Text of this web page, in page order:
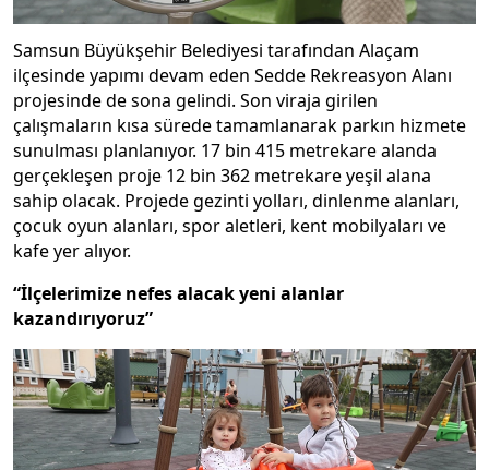
Samsun Büyükşehir Belediyesi tarafından Alaçam
ilçesinde yapımı devam eden Sedde Rekreasyon Alanı
projesinde de sona gelindi. Son viraja girilen
çalışmaların kısa sürede tamamlanarak parkın hizmete
sunulması planlanıyor. 17 bin 415 metrekare alanda
gerçekleşen proje 12 bin 362 metrekare yeşil alana
sahip olacak. Projede gezinti yolları, dinlenme alanları,
çocuk oyun alanları, spor aletleri, kent mobilyaları ve
kafe yer alıyor.
“İlçelerimize nefes alacak yeni alanlar
kazandırıyoruz”